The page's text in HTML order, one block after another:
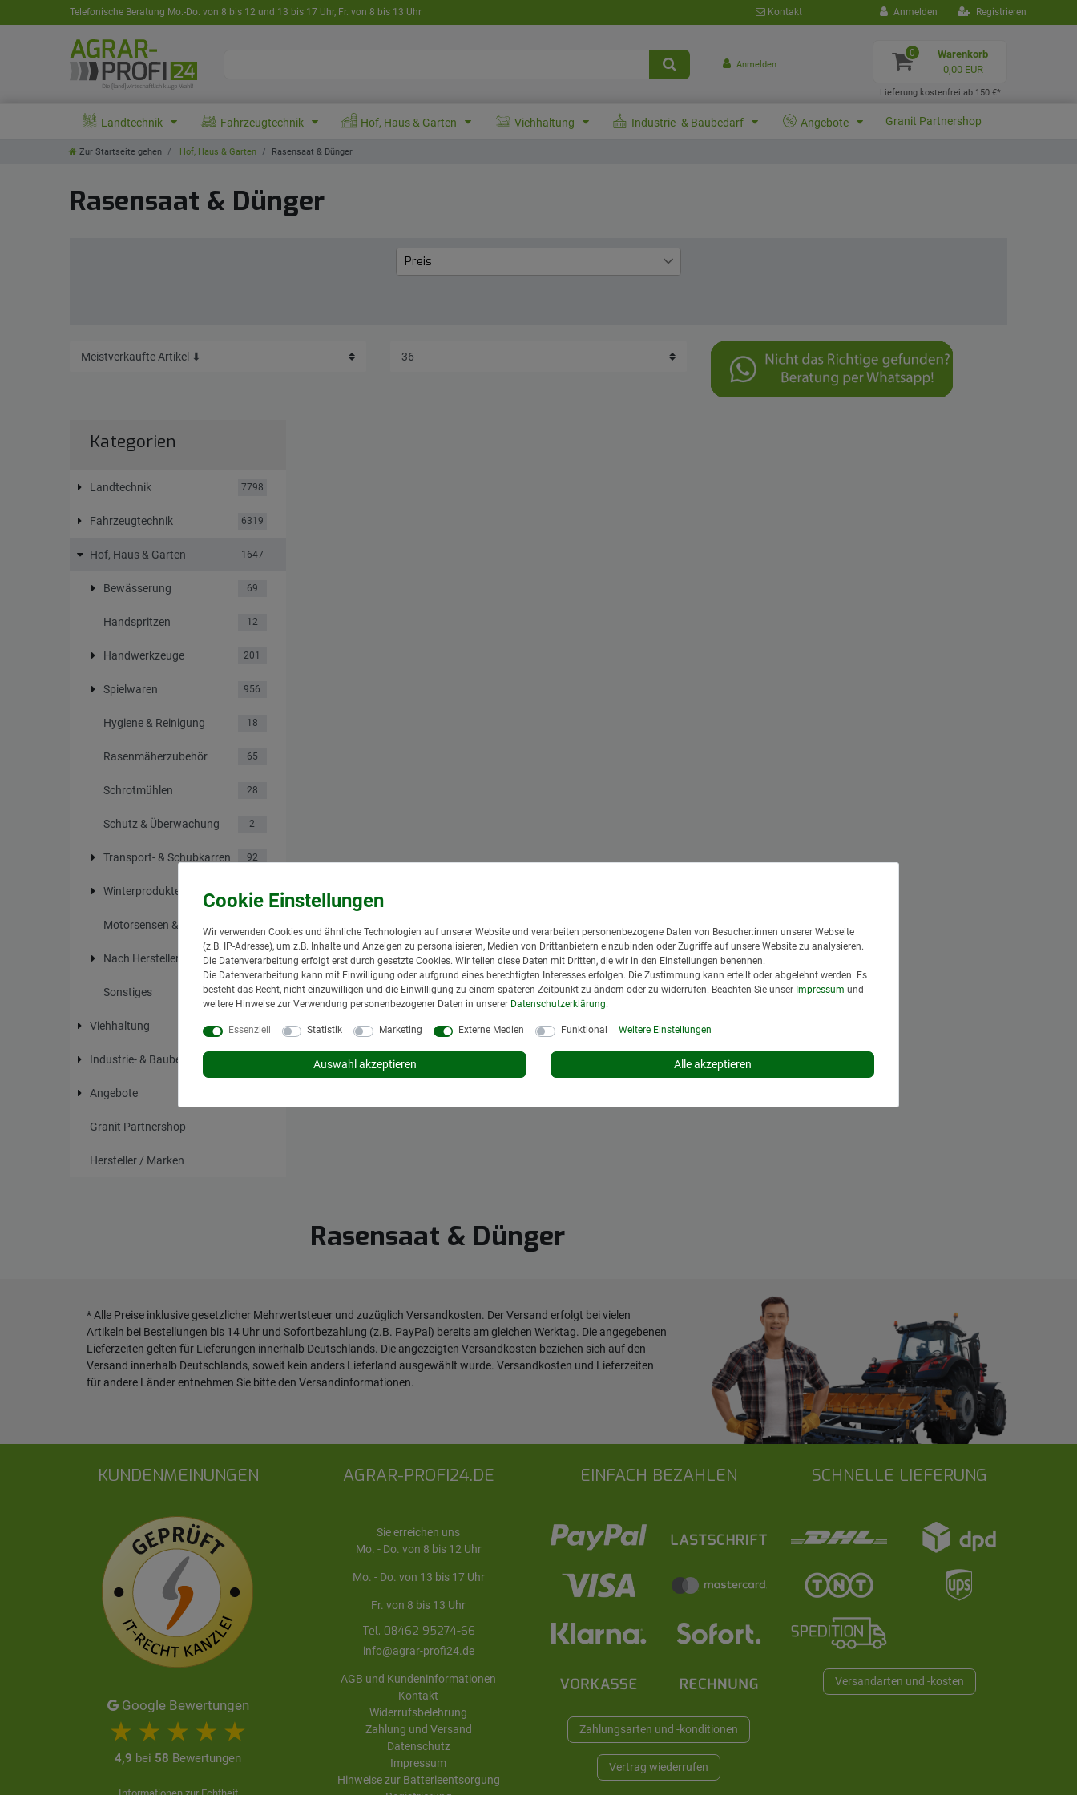
Telefonische Beratung Mo.-Do. von 8 bis 12 und 13 bis 17 Uhr, Fr. von 8 bis 13 Uhr Kontakt Anmelden Registrieren
Anmelden
0
Warenkorb
0,00 EUR
Lieferung kostenfrei ab 150 €*
Landtechnik Fahrzeugtechnik Hof, Haus & Garten Viehhaltung Industrie- & Baubedarf Angebote Granit Partnershop
Zur Startseite gehen Hof, Haus & Garten Rasensaat & Dünger
Rasensaat & Dünger
Preis
Kategorien
Landtechnik 7798
Fahrzeugtechnik 6319
Hof, Haus & Garten 1647
Bewässerung 69
Handspritzen 12
Handwerkzeuge 201
Spielwaren 956
Hygiene & Reinigung 18
Rasenmäherzubehör 65
Schrotmühlen 28
Schutz & Überwachung 2
Transport- & Schubkarren 92
Winterprodukte 20
Motorsensen & Zubehör
Nach Hersteller 83
Sonstiges 57
Viehhaltung 3411
Industrie- & Baubedarf
Angebote
Granit Partnershop
Hersteller / Marken
Rasensaat & Dünger
* Alle Preise inklusive gesetzlicher Mehrwertsteuer und zuzüglich Versandkosten. Der Versand erfolgt bei vielen
Artikeln bei Bestellungen bis 14 Uhr und Sofortbezahlung (z.B. PayPal) bereits am gleichen Werktag. Die angegebenen
Lieferzeiten gelten für Lieferungen innerhalb Deutschlands. Die angezeigten Versandkosten beziehen sich auf den
Versand innerhalb Deutschlands, soweit kein anders Lieferland ausgewählt wurde. Versandkosten und Lieferzeiten
für andere Länder entnehmen Sie bitte den Versandinformationen.
EINFACH BEZAHLEN
Zahlungsarten und -konditionen
Vertrag wiederrufen
SCHNELLE LIEFERUNG
Versandarten und -kosten
KUNDENMEINUNGEN
Google Bewertungen
4,9 bei 58 Bewertungen
AGRAR-PROFI24.DE
Sie erreichen uns
Mo. - Do. von 8 bis 12 Uhr
Mo. - Do. von 13 bis 17 Uhr
Fr. von 8 bis 13 Uhr
Tel. 08462 95274-66
info@agrar-profi24.de
AGB und Kundeninformationen
Kontakt
Widerrufsbelehrung
Zahlung und Versand
Datenschutz
Impressum
Hinweise zur Batterieentsorgung
Wir verwenden Cookies und ähnliche Technologien auf unserer Website und verarbeiten personenbezogene Daten von Besucher:innen unserer Webseite
(z.B. IP-Adresse), um z.B. Inhalte und Anzeigen zu personalisieren, Medien von Drittanbietern einzubinden oder Zugriffe auf unsere Website zu analysieren.
Die Datenverarbeitung erfolgt erst durch gesetzte Cookies. Wir teilen diese Daten mit Dritten, die wir in den Einstellungen benennen.
Die Datenverarbeitung kann mit Einwilligung oder aufgrund eines berechtigten Interesses erfolgen. Die Zustimmung kann erteilt oder abgelehnt werden. Es
besteht das Recht, nicht einzuwilligen und die Einwilligung zu einem späteren Zeitpunkt zu ändern oder zu widerrufen. Beachten Sie unser Impressum und
weitere Hinweise zur Verwendung personenbezogener Daten in unserer Daten­schutz­erklärung.
Essenziell Statistik Marketing Externe Medien Funktional Weitere Einstellungen
Alle akzeptieren
Auswahl akzeptieren